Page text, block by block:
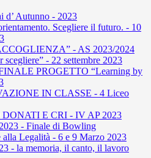
d’ Autunno - 2023
Scegliere il futuro. - 10
- AS 2023/2024
scegliere” - 22 settembre 2023
PROGETTO “Learning by
IN CLASSE - 4 Liceo
E CRI - IV AP 2023
- Finale di Bowling
alla Legalità - 6 e 9 Marzo 2023
- la memoria, il canto, il lavoro